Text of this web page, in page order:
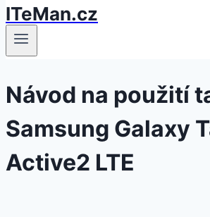
ITeMan.cz
Návod na použití
Samsung Galaxy
Active2 LTE